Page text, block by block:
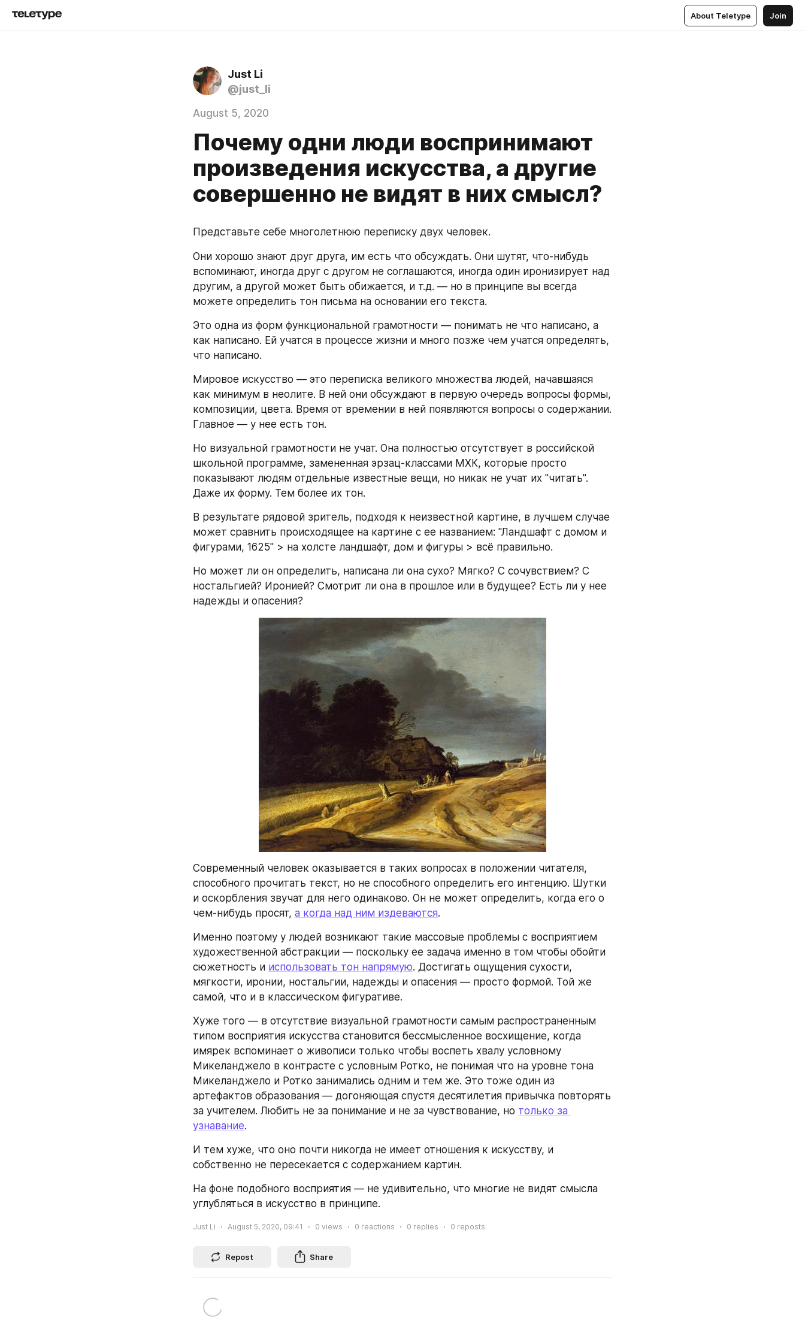
About Teletype Join
Just Li
@just_li
August 5, 2020
Почему одни люди воспринимают
произведения искусства, а другие
совершенно не видят в них смысл?
Представьте себе многолетнюю переписку двух человек.
Они хорошо знают друг друга, им есть что обсуждать. Они шутят, что-нибудь
вспоминают, иногда друг с другом не соглашаются, иногда один иронизирует над
другим, а другой может быть обижается, и т.д. — но в принципе вы всегда
можете определить тон письма на основании его текста.
Это одна из форм функциональной грамотности — понимать не что написано, а
как написано. Ей учатся в процессе жизни и много позже чем учатся определять,
что написано.
Мировое искусство — это переписка великого множества людей, начавшаяся
как минимум в неолите. В ней они обсуждают в первую очередь вопросы формы,
композиции, цвета. Время от времении в ней появляются вопросы о содержании.
Главное — у нее есть тон.
Но визуальной грамотности не учат. Она полностью отсутствует в российской
школьной программе, замененная эрзац-классами МХК, которые просто
показывают людям отдельные известные вещи, но никак не учат их "читать".
Даже их форму. Тем более их тон.
В результате рядовой зритель, подходя к неизвестной картине, в лучшем случае
может сравнить происходящее на картине с ее названием: "Ландшафт с домом и
фигурами, 1625" > на холсте ландшафт, дом и фигуры > всё правильно.
Но может ли он определить, написана ли она сухо? Мягко? С сочувствием? С
ностальгией? Иронией? Смотрит ли она в прошлое или в будущее? Есть ли у нее
надежды и опасения?
Современный человек оказывается в таких вопросах в положении читателя,
способного прочитать текст, но не способного определить его интенцию. Шутки
и оскорбления звучат для него одинаково. Он не может определить, когда его о
чем-нибудь просят, а когда над ним издеваются.
Именно поэтому у людей возникают такие массовые проблемы с восприятием
художественной абстракции — поскольку ее задача именно в том чтобы обойти
сюжетность и использовать тон напрямую. Достигать ощущения сухости,
мягкости, иронии, ностальгии, надежды и опасения — просто формой. Той же
самой, что и в классическом фигуративе.
Хуже того — в отсутствие визуальной грамотности самым распространенным
типом восприятия искусства становится бессмысленное восхищение, когда
имярек вспоминает о живописи только чтобы воспеть хвалу условному
Микеланджело в контрасте с условным Ротко, не понимая что на уровне тона
Микеланджело и Ротко занимались одним и тем же. Это тоже один из
артефактов образования — догоняющая спустя десятилетия привычка повторять
за учителем. Любить не за понимание и не за чувствование, но только за
узнавание.
И тем хуже, что оно почти никогда не имеет отношения к искусству, и
собственно не пересекается с содержанием картин.
На фоне подобного восприятия — не удивительно, что многие не видят смысла
углубляться в искусство в принципе.
Just Li August 5, 2020, 09:41 0 views 0 reactions 0 replies 0 reposts
Repost Share